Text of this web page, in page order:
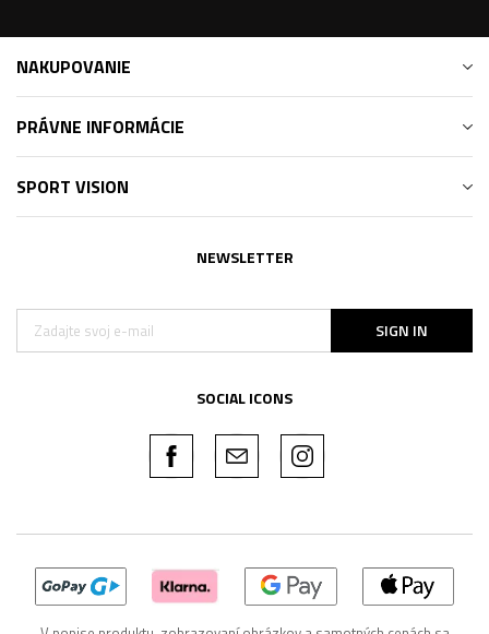
NAKUPOVANIE
PRÁVNE INFORMÁCIE
SPORT VISION
NEWSLETTER
SIGN IN
SOCIAL ICONS